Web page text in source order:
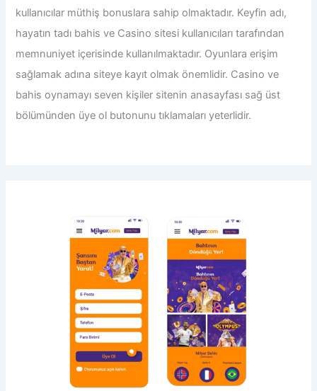
kullanıcılar müthiş bonuslara sahip olmaktadır. Keyfin adı,
hayatın tadı bahis ve Casino sitesi kullanıcıları tarafından
memnuniyet içerisinde kullanılmaktadır. Oyunlara erişim
sağlamak adına siteye kayıt olmak önemlidir. Casino ve
bahis oynamayı seven kişiler sitenin anasayfası sağ üst
bölümünden üye ol butonunu tıklamaları yeterlidir.